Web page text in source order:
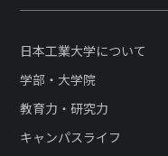
日本工業大学について
学部・大学院
教育力・研究力
キャンパスライフ